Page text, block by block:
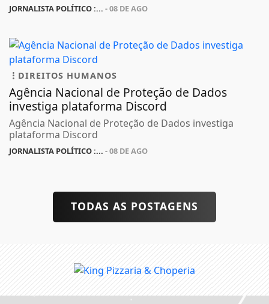
JORNALISTA POLÍTICO :... - 08 DE AGO
DIREITOS HUMANOS
Agência Nacional de Proteção de Dados
investiga plataforma Discord
Agência Nacional de Proteção de Dados investiga
plataforma Discord
JORNALISTA POLÍTICO :... - 08 DE AGO
TODAS AS POSTAGENS